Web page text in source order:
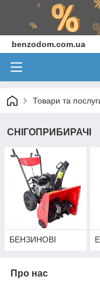
benzodom.com.ua
Товари та
СНІГОПРИБИРАЧІ
БЕНЗИНОВІ
Про нас